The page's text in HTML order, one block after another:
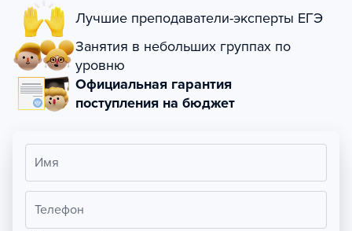
Лучшие преподаватели-эксперты ЕГЭ
Занятия в небольших группах по
уровню
Официальная гарантия
поступления на бюджет
Имя
Телефон